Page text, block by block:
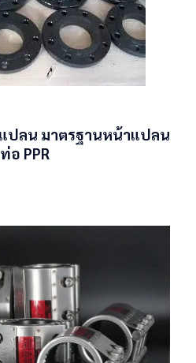
ปลน มาตรฐานหน้าแปลน
อ PPR